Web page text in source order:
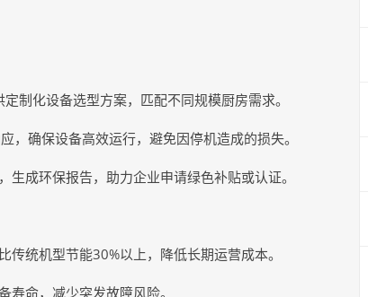
制化设备选型方案，匹配不同规模厨房需求。
确保设备高效运行，避免因停机造成的损失。
成环保报告，助力企业申请绿色补贴或认证。
统机型节能30%以上，降低长期运营成本。
命，减少突发故障风险。